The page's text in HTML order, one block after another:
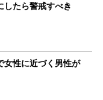
したら警戒すべき
女性に近づく男性が